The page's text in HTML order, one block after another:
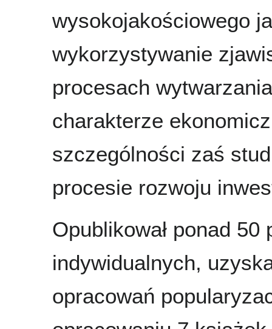
wysokojakościowego
wykorzystywanie
procesach
charakterze
szczególności zaś
procesie rozwoju
Opublikował ponad
indywidualnych,
opracowań